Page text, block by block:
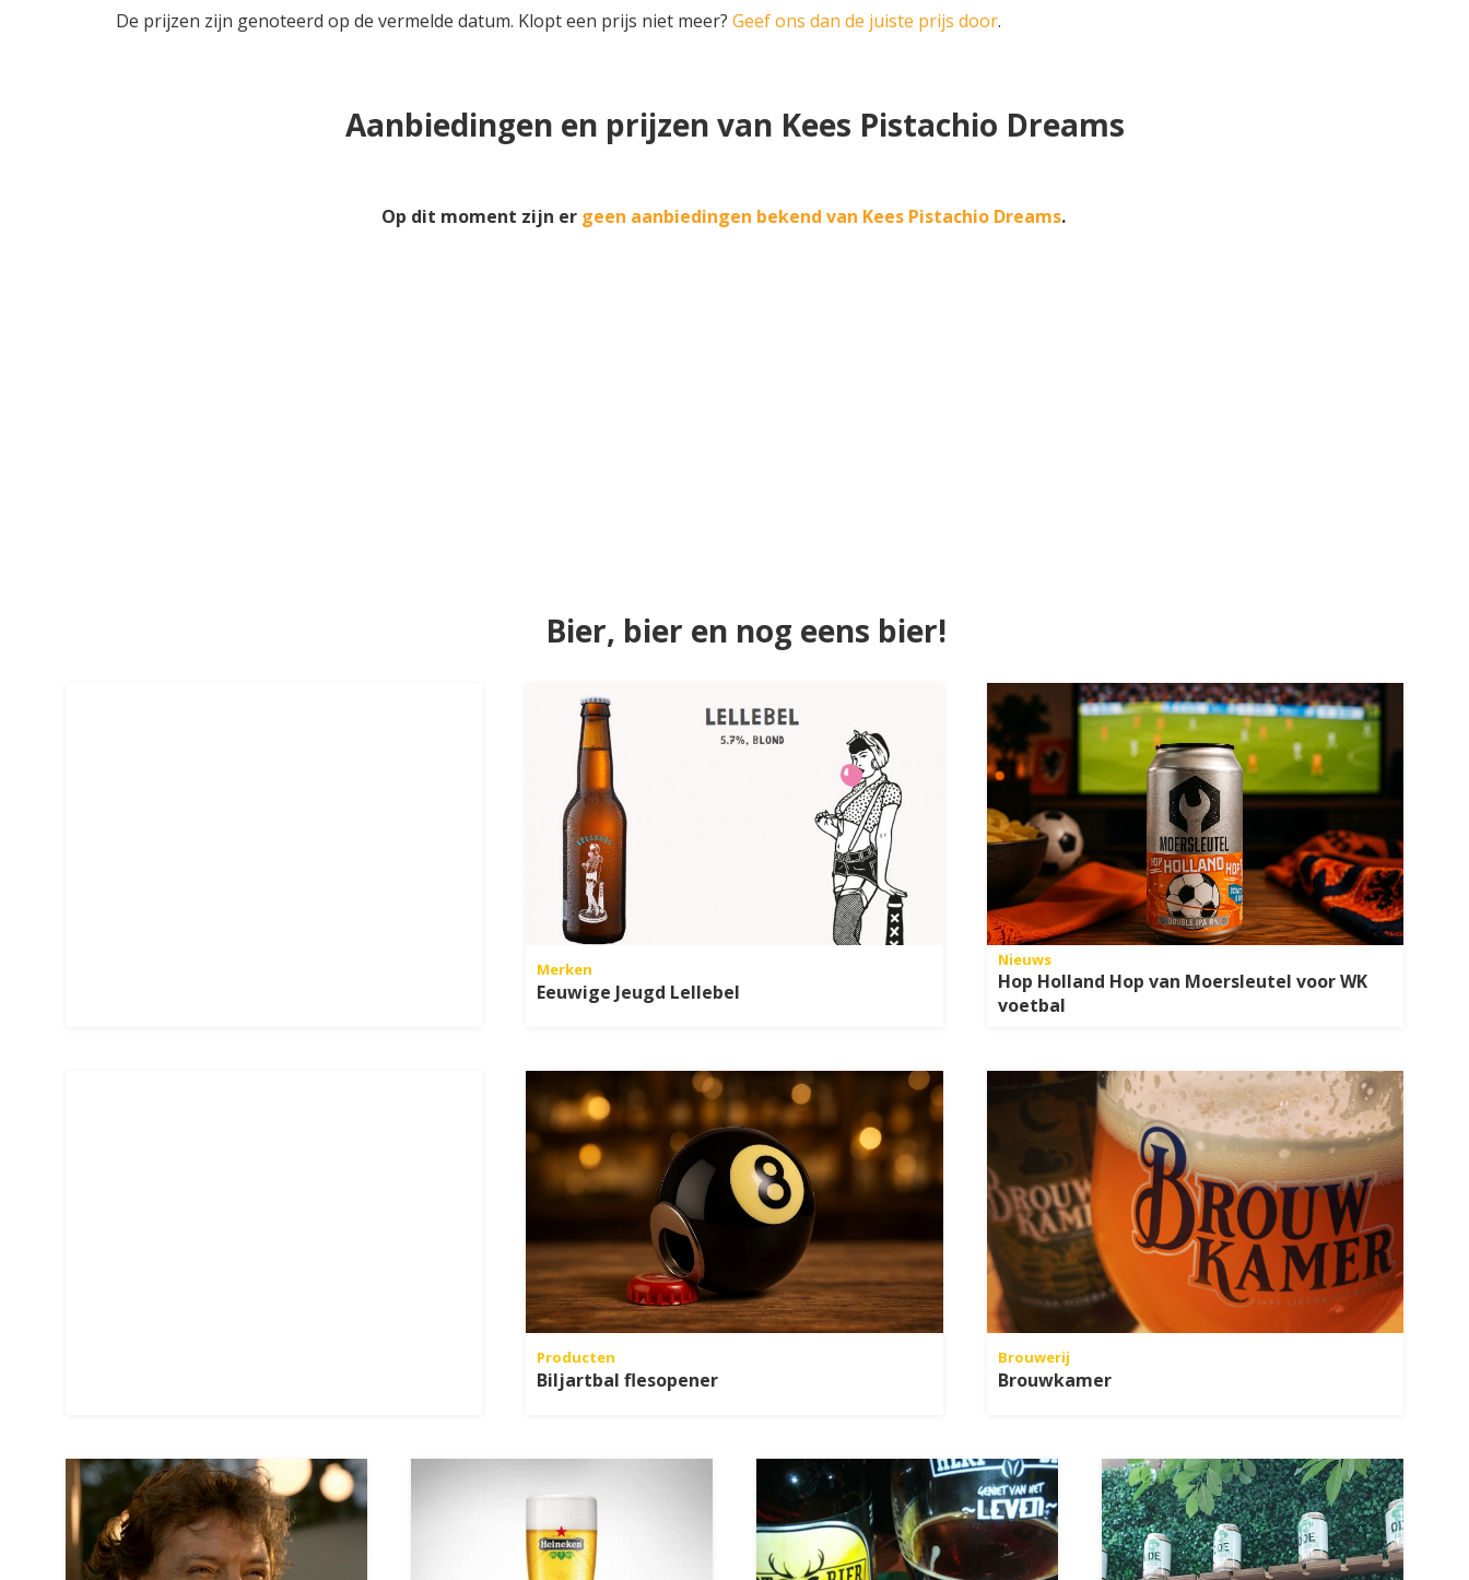
De prijzen zijn genoteerd op de vermelde datum. Klopt een prijs niet meer? Geef ons dan de juiste prijs door.
Aanbiedingen en prijzen van Kees Pistachio Dreams
Op dit moment zijn er geen aanbiedingen bekend van Kees Pistachio Dreams.
Bier, bier en nog eens bier!
Merken
Eeuwige Jeugd Lellebel
Nieuws
Hop Holland Hop van Moersleutel voor WK
voetbal
Producten
Biljartbal flesopener
Brouwerij
Brouwkamer